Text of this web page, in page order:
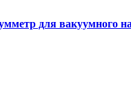
для вакуумного